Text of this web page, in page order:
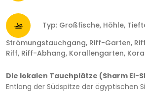
Typ: Großfische, Höhle,
Strömungstauchgang, Riff-Garten,
Riff, Riff-Abhang, Korallengarten,
Die lokalen Tauchplätze (Sharm El-
Entlang der Südspitze der ägyptischen